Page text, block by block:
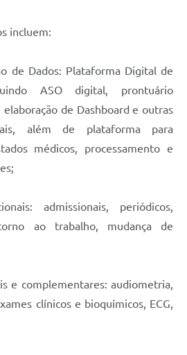
incluem:
de Dados: Plataforma Digital de
ASO digital, prontuário
de Dashboard e outras
além de plataforma para
médicos, processamento e
admissionais, periódicos,
ao trabalho, mudança de
e complementares: audiometria,
clínicos e bioquímicos, ECG,